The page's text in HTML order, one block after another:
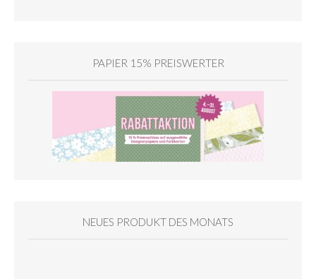
PAPIER 15% PREISWERTER
NEUES PRODUKT DES MONATS